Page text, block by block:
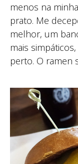
menos na
prato. Me
melhor, um
mais
perto. O ramen